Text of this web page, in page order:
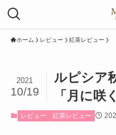
ホーム レビュー 紅茶レビュー
ルピシア
「月に咲
2021
10/19
レビュー 紅茶レビュー